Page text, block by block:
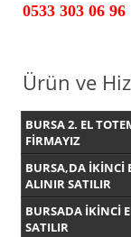
0533 303 06 96
Ürün ve
BURSA 2. EL
FİRMAYIZ
BURSA,DA İKİNCİ
ALINIR SATILIR
BURSADA İKİNCİ
SATILIR